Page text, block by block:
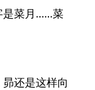
是菜月……菜
还是这样向